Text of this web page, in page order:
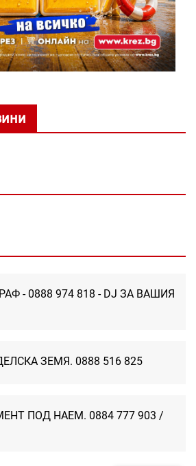
- 0888 974 818 - DJ ЗА ВАШИЯ
ЗЕМЯ. 0888 516 825
ПОД НАЕМ. 0884 777 903 /